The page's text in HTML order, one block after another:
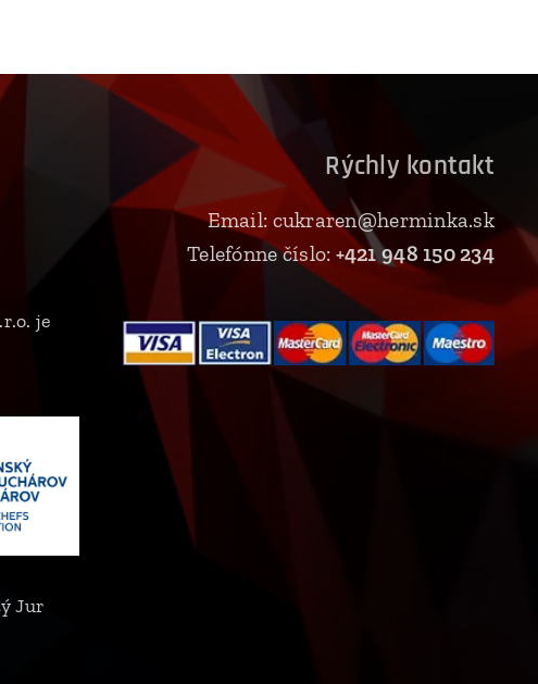
je
Rýchly kontakt
Email: cukraren@herminka.sk
Telefónne číslo: +421 948 150 234
Jur